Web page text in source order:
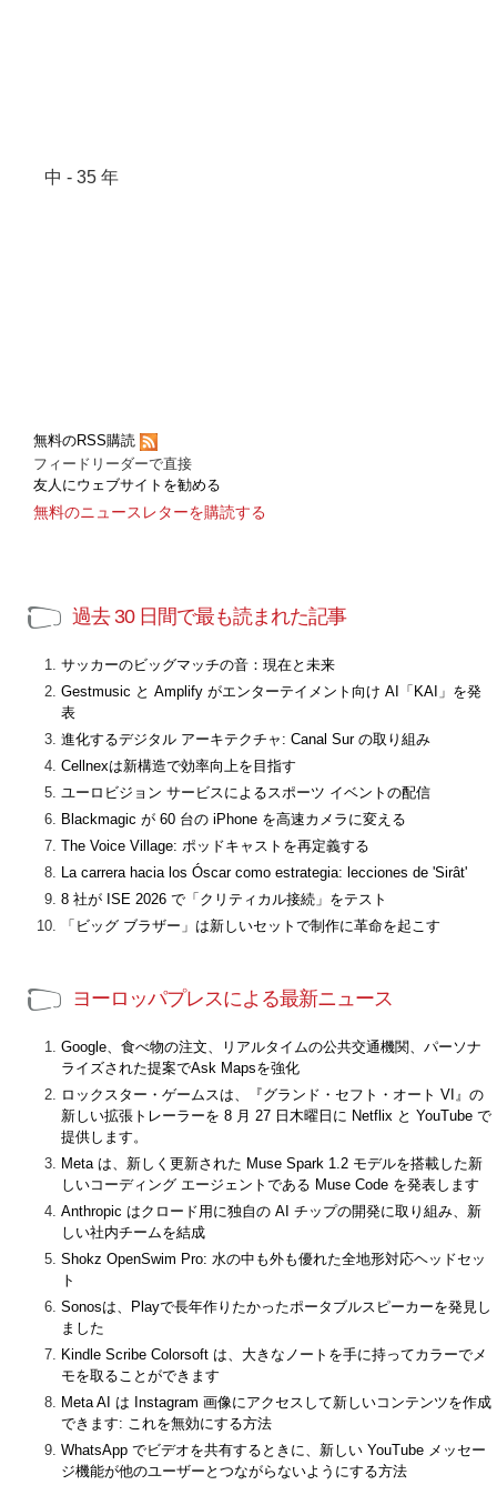
中 - 35 年
無料のRSS購読
フィードリーダーで直接
友人にウェブサイトを勧める
無料のニュースレターを購読する
過去 30 日間で最も読まれた記事
サッカーのビッグマッチの音：現在と未来
Gestmusic と Amplify がエンターテイメント向け AI「KAI」を発
表
進化するデジタル アーキテクチャ: Canal Sur の取り組み
Cellnexは新構造で効率向上を目指す
ユーロビジョン サービスによるスポーツ イベントの配信
Blackmagic が 60 台の iPhone を高速カメラに変える
The Voice Village: ポッドキャストを再定義する
La carrera hacia los Óscar como estrategia: lecciones de 'Sirât'
8 社が ISE 2026 で「クリティカル接続」をテスト
「ビッグ ブラザー」は新しいセットで制作に革命を起こす
ヨーロッパプレスによる最新ニュース
Google、食べ物の注文、リアルタイムの公共交通機関、パーソナ
ライズされた提案でAsk Mapsを強化
ロックスター・ゲームスは、『グランド・セフト・オート VI』の
新しい拡張トレーラーを 8 月 27 日木曜日に Netflix と YouTube で
提供します。
Meta は、新しく更新された Muse Spark 1.2 モデルを搭載した新
しいコーディング エージェントである Muse Code を発表します
Anthropic はクロード用に独自の AI チップの開発に取り組み、新
しい社内チームを結成
Shokz OpenSwim Pro: 水の中も外も優れた全地形対応ヘッドセッ
ト
Sonosは、Playで長年作りたかったポータブルスピーカーを発見し
ました
Kindle Scribe Colorsoft は、大きなノートを手に持ってカラーでメ
モを取ることができます
Meta AI は Instagram 画像にアクセスして新しいコンテンツを作成
できます: これを無効にする方法
WhatsApp でビデオを共有するときに、新しい YouTube メッセー
ジ機能が他のユーザーとつながらないようにする方法